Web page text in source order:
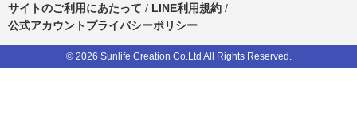
サイトのご利用にあたって / LINE利用規約 /
公式アカウントプライバシーポリシー
© 2026 Sunlife Creation Co.Ltd All Rights Reserved.